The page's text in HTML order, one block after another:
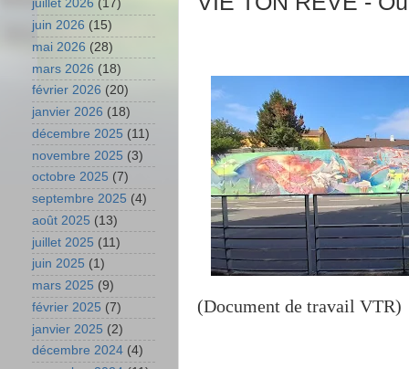
(Document de travail VTR)
juillet 2026 (17)
juin 2026 (15)
mai 2026 (28)
mars 2026 (18)
février 2026 (20)
janvier 2026 (18)
décembre 2025 (11)
novembre 2025 (3)
octobre 2025 (7)
septembre 2025 (4)
août 2025 (13)
juillet 2025 (11)
juin 2025 (1)
mars 2025 (9)
février 2025 (7)
janvier 2025 (2)
décembre 2024 (4)